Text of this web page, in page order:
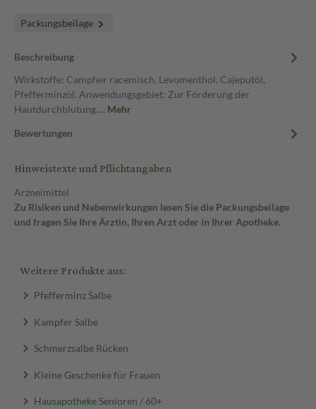
Packungsbeilage
Beschreibung
Wirkstoffe: Campher racemisch, Levomenthol, Cajeputöl,
Pfefferminzöl. Anwendungsgebiet: Zur Förderung der
Hautdurchblutung.… Mehr
Bewertungen
Hinweistexte und Pflichtangaben
Arzneimittel
Zu Risiken und Nebenwirkungen lesen Sie die Packungsbeilage
und fragen Sie Ihre Ärztin, Ihren Arzt oder in Ihrer Apotheke.
Weitere Produkte aus:
Pfefferminz Salbe
Kampfer Salbe
Schmerzsalbe Rücken
Kleine Geschenke für Frauen
Hausapotheke Senioren / 60+